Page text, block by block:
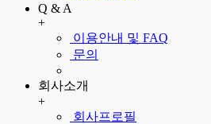
Q & A
+
이용안내 및 FAQ
문의
회사소개
+
회사프로필